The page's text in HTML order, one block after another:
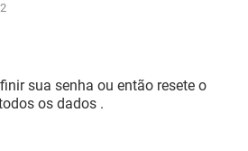
sua senha ou então resete o
os dados .